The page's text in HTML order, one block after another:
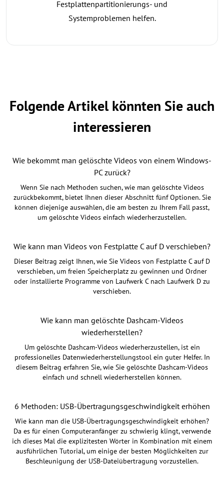
Festplattenpartitionierungs- und
Systemproblemen helfen.
Folgende Artikel könnten Sie auch
interessieren
Wie bekommt man gelöschte Videos von einem Windows-
PC zurück?
Wenn Sie nach Methoden suchen, wie man gelöschte Videos
zurückbekommt, bietet Ihnen dieser Abschnitt fünf Optionen. Sie
können diejenige auswählen, die am besten zu Ihrem Fall passt,
um gelöschte Videos einfach wiederherzustellen.
Wie kann man Videos von Festplatte C auf D verschieben?
Dieser Beitrag zeigt Ihnen, wie Sie Videos von Festplatte C auf D
verschieben, um freien Speicherplatz zu gewinnen und Ordner
oder installierte Programme von Laufwerk C nach Laufwerk D zu
verschieben.
Wie kann man gelöschte Dashcam-Videos
wiederherstellen?
Um gelöschte Dashcam-Videos wiederherzustellen, ist ein
professionelles Datenwiederherstellungstool ein guter Helfer. In
diesem Beitrag erfahren Sie, wie Sie gelöschte Dashcam-Videos
einfach und schnell wiederherstellen können.
6 Methoden: USB-Übertragungsgeschwindigkeit erhöhen
Wie kann man die USB-Übertragungsgeschwindigkeit erhöhen?
Da es für einen Computeranfänger zu schwierig klingt, verwende
ich dieses Mal die explizitesten Wörter in Kombination mit einem
ausführlichen Tutorial, um einige der besten Möglichkeiten zur
Beschleunigung der USB-Dateiübertragung vorzustellen.